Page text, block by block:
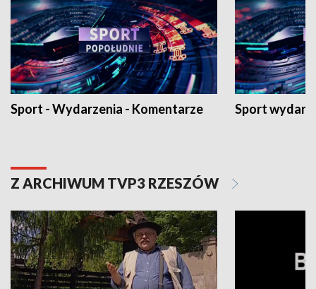
Sport - Wydarzenia - Komentarze Sport
Z ARCHIWUM TVP3 RZESZÓW